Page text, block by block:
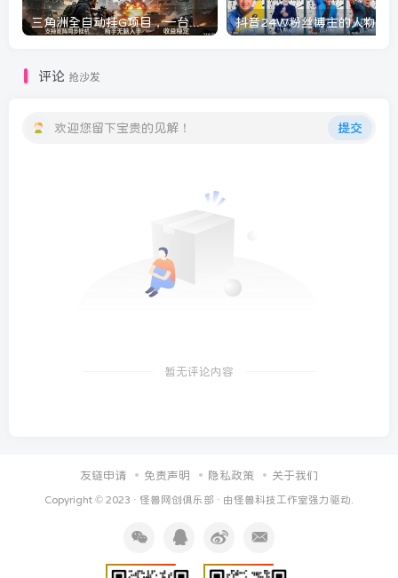
三角洲全自动挂G项目，一台电脑即可操作，防封稳账号，日收益300+，收益全程包回收，省心稳賺【揭秘】
评论 抢沙发
欢迎您留下宝贵的见解！ 提交
暂无评论内容
友链申请 免责声明 隐私政策 关于我们
Copyright © 2023 · 怪兽网创俱乐部 · 由怪兽科技工作室强力驱动.